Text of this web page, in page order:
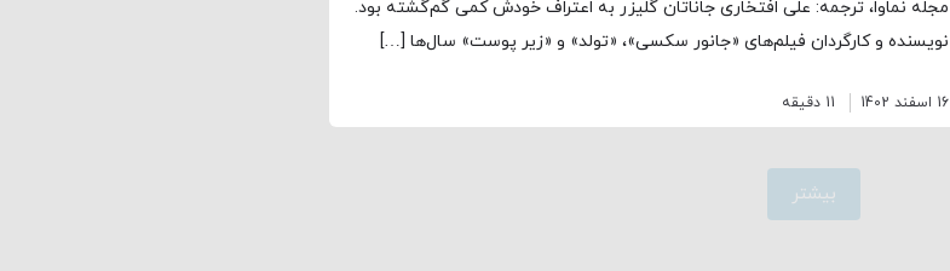
مجله نماوا، ترجمه: علی افتخاری جاناتان گلیزر به اعتراف خودش کمی گم‌گشته بود.
نویسنده و کارگردان فیلم‌‌‌های «جانور سکسی»، «تولد» و «زیر پوست» سال‌ها […]
16 اسفند 1402 11 دقیقه
بیشتر